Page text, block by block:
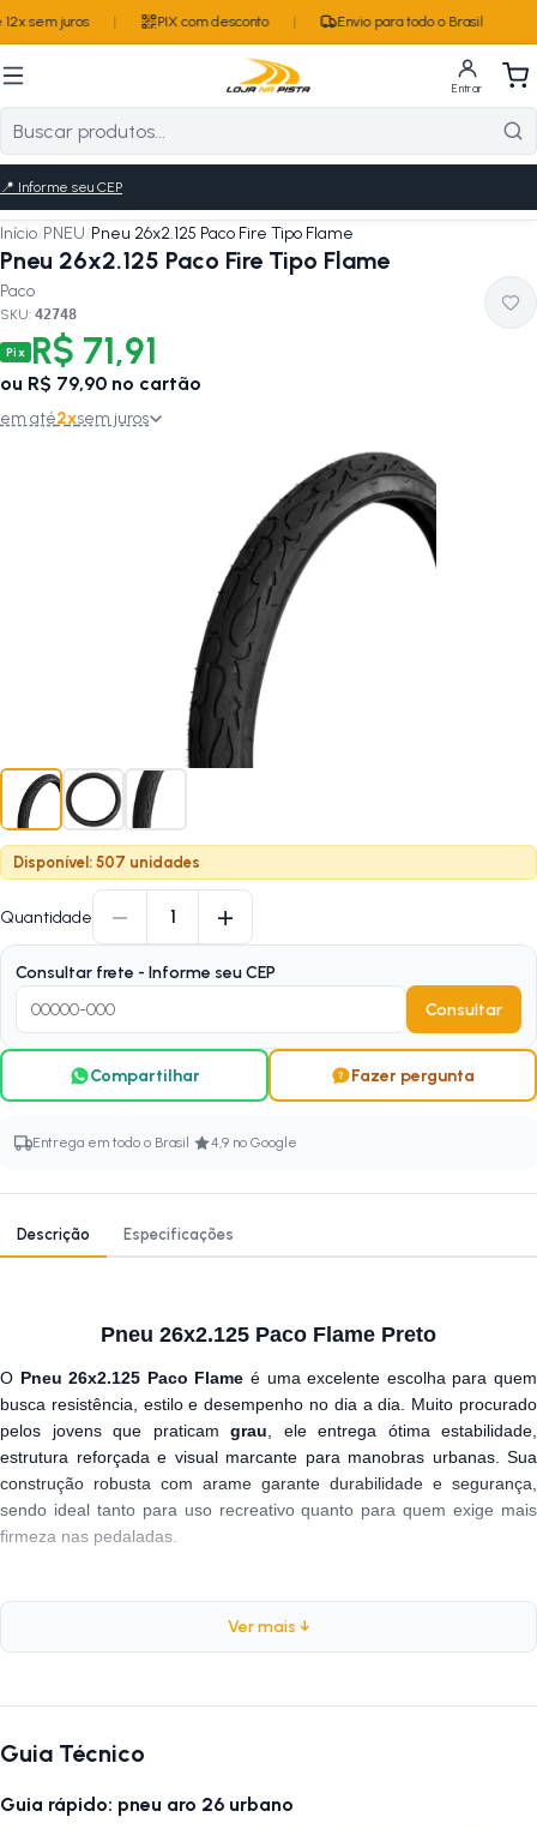
sem juros PIX com desconto Envio para todo o Brasil
Entrar
📍 Informe seu CEP
Início/PNEU/Pneu 26x2.125 Paco Fire Tipo Flame
Pneu 26x2.125 Paco Fire Tipo Flame
Paco
SKU: 42748
Pix R$ 71,91
ou R$ 79,90 no cartão
em até2xsem juros
Disponível: 507 unidades
Quantidade − 1 +
Consultar frete - Informe seu CEP
Consultar
Compartilhar Fazer pergunta
Entrega em todo o Brasil · 4,9 no Google
Descrição Especificações
Pneu 26x2.125 Paco Flame Preto
O Pneu 26x2.125 Paco Flame é uma excelente escolha para quem
busca resistência, estilo e desempenho no dia a dia. Muito procurado
pelos jovens que praticam grau , ele entrega ótima estabilidade,
estrutura reforçada e visual marcante para manobras urbanas. Sua
construção robusta com arame garante durabilidade e segurança,
sendo ideal tanto para uso recreativo quanto para quem exige mais
firmeza nas pedaladas.
Especificações:
Marca:Paco
Peso:1130 gramas
TPI:24
Medida:2.125
Ver mais ↓
Guia Técnico
Guia rápido: pneu aro 26 urbano